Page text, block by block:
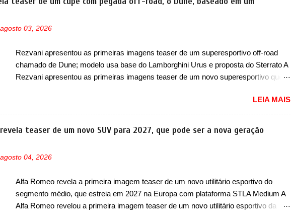
uma nova camuflagem ao elétrico que representa uma interpretação artística com o
ainda continua acontecendo e a marca fala que, em relação ao I-Pace (primeiro
tecnologias comprovadas nas pistas pela equipe campeã mundial de carros
elétricos. A marca comentou que o novo carro elétrico da marca terá inversores ...
agosto 03, 2026
Rezvani apresentou as primeiras imagens teaser de um superesportivo off-road
chamado de Dune; modelo usa base do Lamborghini Urus e proposta do Sterrato A
Rezvani apresentou as primeiras imagens teaser de um novo superesportivo que
que terá uma proposta off-road assim como outros esportivos recentemente
tiveram, como o Porsche 911 Dakar e o... Lamborghini Huracán Sterrato. E o
modelo italiano tem grande parte no desenvolvimento do Dune. Baseado no
Huracán, o Dune nasce com uma proposta similar ao que a marca apresentou com
Rezvani. Junto com as imagens, a marca já confirmou que o Dune será um carro
mundo, ou seja, limitado demais. Ele será equipado com um motor V10
Supercharger capaz de desenvolver cerca de 800cv que separou a performance
exótica da aventura i...
LEIA MAIS
teaser de um novo SUV para 2027, que pode ser a nova geração
agosto 04, 2026
Alfa Romeo revela a primeira imagem teaser de um novo utilitário esportivo do
segmento médio, que estreia em 2027 na Europa com plataforma STLA Medium A
Alfa Romeo revelou a primeira imagem teaser de um novo utilitário esportivo da